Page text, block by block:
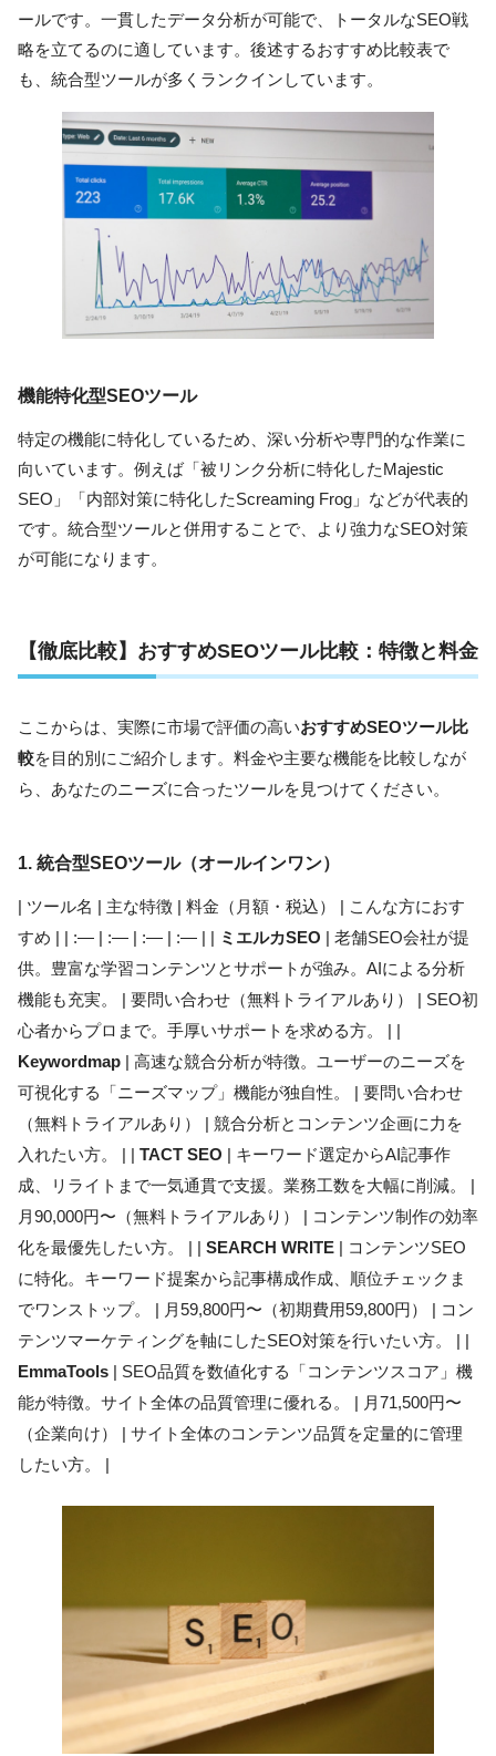
ールです。一貫したデータ分析が可能で、トータルなSEO戦
略を立てるのに適しています。後述するおすすめ比較表で
も、統合型ツールが多くランクインしています。
機能特化型SEOツール
特定の機能に特化しているため、深い分析や専門的な作業に
向いています。例えば「被リンク分析に特化したMajestic
SEO」「内部対策に特化したScreaming Frog」などが代表的
です。統合型ツールと併用することで、より強力なSEO対策
が可能になります。
【徹底比較】おすすめSEOツール比較：特徴と料金
ここからは、実際に市場で評価の高いおすすめSEOツール比
較を目的別にご紹介します。料金や主要な機能を比較しなが
ら、あなたのニーズに合ったツールを見つけてください。
1. 統合型SEOツール（オールインワン）
| ツール名 | 主な特徴 | 料金（月額・税込） | こんな方におす
すめ | | :— | :— | :— | :— | |
ミエルカSEO | 老舗SEO会社が提
供。豊富な学習コンテンツとサポートが強み。AIによる分析
機能も充実。 | 要問い合わせ（無料トライアルあり） | SEO初
心者からプロまで。手厚いサポートを求める方。 | |
Keywordmap | 高速な競合分析が特徴。ユーザーのニーズを
可視化する「ニーズマップ」機能が独自性。 | 要問い合わせ
（無料トライアルあり） | 競合分析とコンテンツ企画に力を
入れたい方。 | | TACT SEO | キーワード選定からAI記事作
成、リライトまで一気通貫で支援。業務工数を大幅に削減。 |
月90,000円〜（無料トライアルあり） | コンテンツ制作の効率
化を最優先したい方。 | | SEARCH WRITE | コンテンツSEO
に特化。キーワード提案から記事構成作成、順位チェックま
でワンストップ。 | 月59,800円〜（初期費用59,800円） | コン
テンツマーケティングを軸にしたSEO対策を行いたい方。 | |
EmmaTools | SEO品質を数値化する「コンテンツスコア」機
能が特徴。サイト全体の品質管理に優れる。 | 月71,500円〜
（企業向け） | サイト全体のコンテンツ品質を定量的に管理
したい方。 |